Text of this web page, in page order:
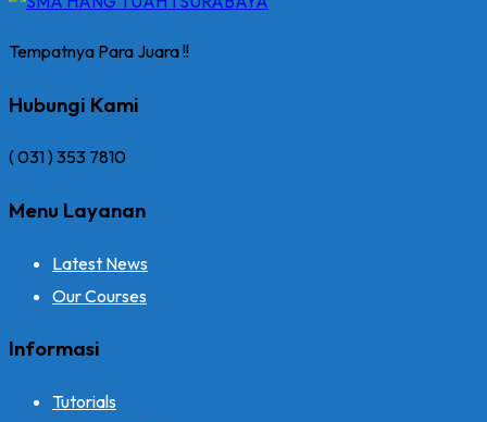
Tempatnya Para Juara !!
Hubungi Kami
( 031 ) 353 7810
Menu Layanan
Latest News
Our Courses
Informasi
Tutorials